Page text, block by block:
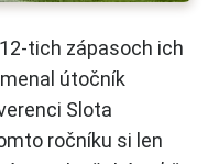
tich zápasoch ich
útočník
Slota
ročníku si len